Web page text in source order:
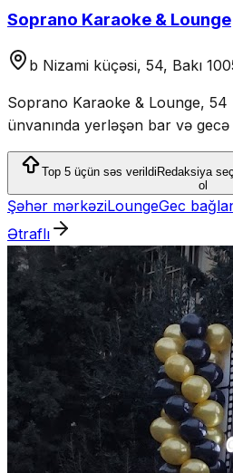
Soprano Karaoke & Lounge
b Nizami küçəsi, 54, Bakı
Soprano Karaoke & Lounge, 54
ünvanında yerləşən bar və
təcrübəsi təqdim edir.
Top 5 üçün səs verildi Redaksiya
ol
Şəhər mərkəziLoungeGec
Ətraflı